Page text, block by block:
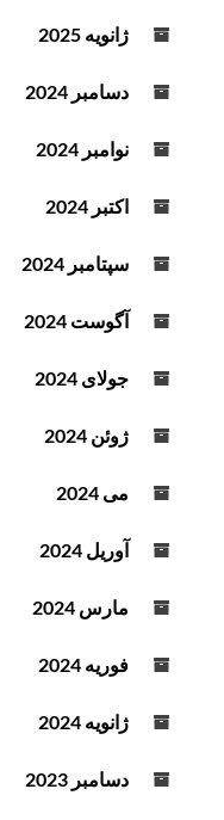
ژانویه 2025
دسامبر 2024
نوامبر 2024
اکتبر 2024
سپتامبر 2024
آگوست 2024
جولای 2024
ژوئن 2024
می 2024
آوریل 2024
مارس 2024
فوریه 2024
ژانویه 2024
دسامبر 2023